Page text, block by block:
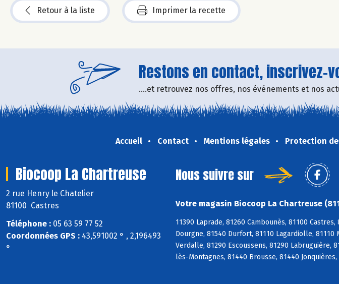
Retour à la liste Imprimer la recette
Restons en contact, inscrivez-
....et retrouvez nos offres, nos événements et nos
Accueil Contact Mentions légales Protection
Biocoop La Chartreuse
2 rue Henry le Chatelier
81100 Castres
Téléphone : 05 63 59 77 52
Coordonnées GPS : 43,591002 ° , 2,196493
°
Nous suivre sur
Votre magasin Biocoop La Chartreuse
11390 Laprade, 81260 Cambounès, 81100
Dourgne, 81540 Durfort, 81110 Lagardiolle, 81110
Verdalle, 81290 Escoussens, 81290 Labruguière,
lès-Montagnes, 81440 Brousse, 81440